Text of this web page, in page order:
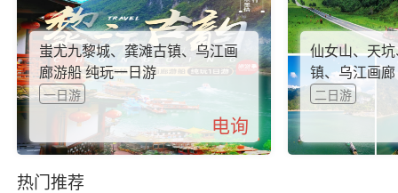
蚩尤九黎城、龚滩古镇、乌江画
廊游船 纯玩一日游
一日游
电询
仙女山、天
镇、乌江画
二日游
热门推荐